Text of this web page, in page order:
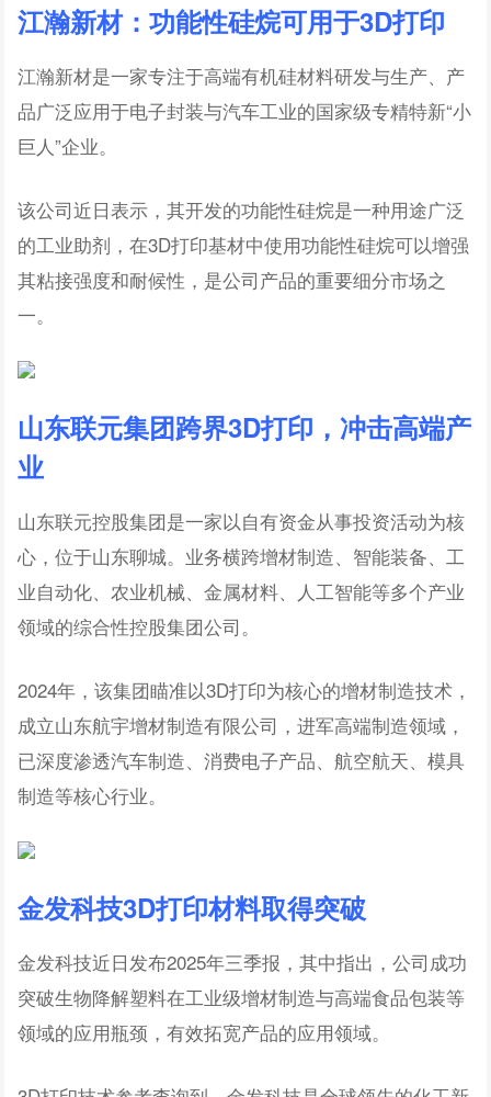
江瀚新材：功能性硅烷可用于3D打印
江瀚新材是一家专注于高端有机硅材料研发与生产、产
品广泛应用于电子封装与汽车工业的国家级专精特新“小
巨人”企业。
该公司近日表示，其开发的功能性硅烷是一种用途广泛
的工业助剂，在3D打印基材中使用功能性硅烷可以增强
其粘接强度和耐候性，是公司产品的重要细分市场之
一。
山东联元集团跨界3D打印，冲击高端产
业
山东联元控股集团是一家以自有资金从事投资活动为核
心，位于山东聊城。业务横跨增材制造、智能装备、工
业自动化、农业机械、金属材料、人工智能等多个产业
领域的综合性控股集团公司。
2024年，该集团瞄准以3D打印为核心的增材制造技术，
成立山东航宇增材制造有限公司，进军高端制造领域，
已深度渗透汽车制造、消费电子产品、航空航天、模具
制造等核心行业。
金发科技3D打印材料取得突破
金发科技近日发布2025年三季报，其中指出，公司成功
突破生物降解塑料在工业级增材制造与高端食品包装等
领域的应用瓶颈，有效拓宽产品的应用领域。